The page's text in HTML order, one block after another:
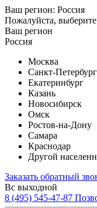
Ваш регион: Россия
Пожалуйста, выберите
Ваш регион
Россия
Москва
Санкт-Петербург
Екатеринбург
Казань
Новосибирск
Омск
Ростов-на-Дону
Самара
Краснодар
Другой
Заказать обратный
Вс выходной
8 (495) 545-47-87